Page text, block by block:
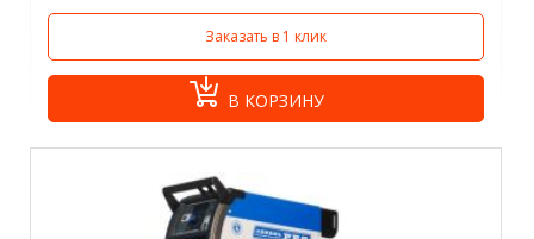
Заказать в 1 клик
В КОРЗИНУ